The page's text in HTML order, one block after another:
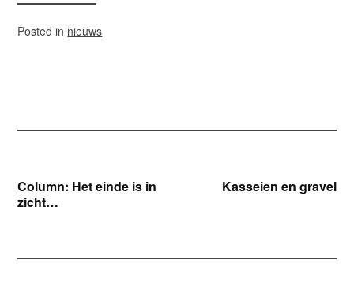
Posted in nieuws
Bericht
navigatie
Column: Het einde is in
zicht…
Kasseien en gravel